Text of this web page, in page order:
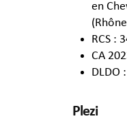
en
RCS :
CA
DLDO
Plezi